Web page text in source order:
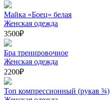
Майка «Боец» белая
Женская одежда
3500₽
Бра тренировочное
Женская одежда
2200₽
Топ компрессионный (рукав ¾)